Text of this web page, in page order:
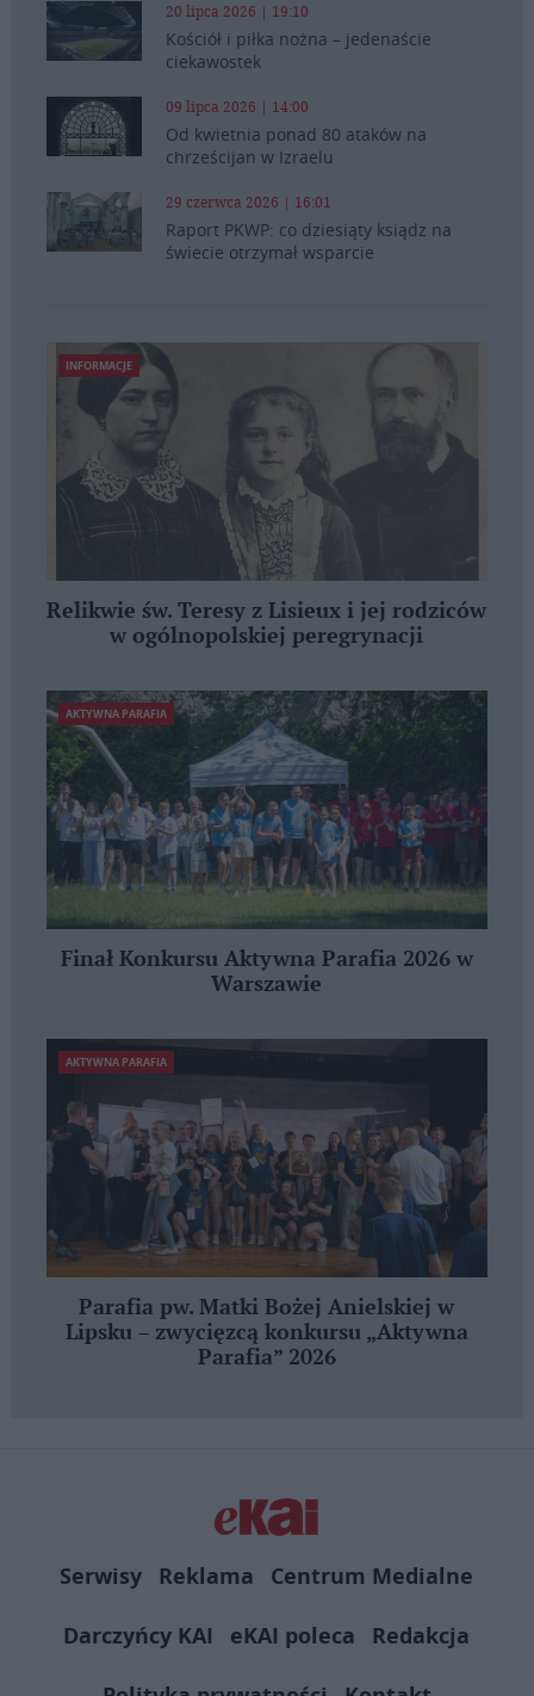
20 lipca 2026 | 19:10
Kościół i piłka nożna – jedenaście
ciekawostek
09 lipca 2026 | 14:00
Od kwietnia ponad 80 ataków na
chrześcijan w Izraelu
29 czerwca 2026 | 16:01
Raport PKWP: co dziesiąty ksiądz na
świecie otrzymał wsparcie
INFORMACJE
Relikwie św. Teresy z Lisieux i jej rodziców
w ogólnopolskiej peregrynacji
AKTYWNA PARAFIA
Finał Konkursu Aktywna Parafia 2026 w
Warszawie
AKTYWNA PARAFIA
Parafia pw. Matki Bożej Anielskiej w
Lipsku – zwycięzcą konkursu „Aktywna
Parafia” 2026
Serwisy Reklama
Centrum Medialne
Darczyńcy KAI
eKAI poleca
Redakcja